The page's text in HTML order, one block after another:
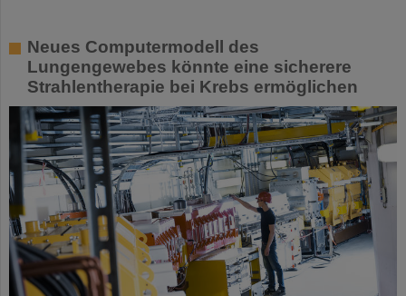
Neues Computermodell des
Lungengewebes könnte eine sicherere
Strahlentherapie bei Krebs ermöglichen